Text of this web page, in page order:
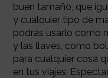
buen tamaño, que
y cualquier tipo de
podrás usarlo como
y las llaves, como
para cualquier cosa
en tus viajes.